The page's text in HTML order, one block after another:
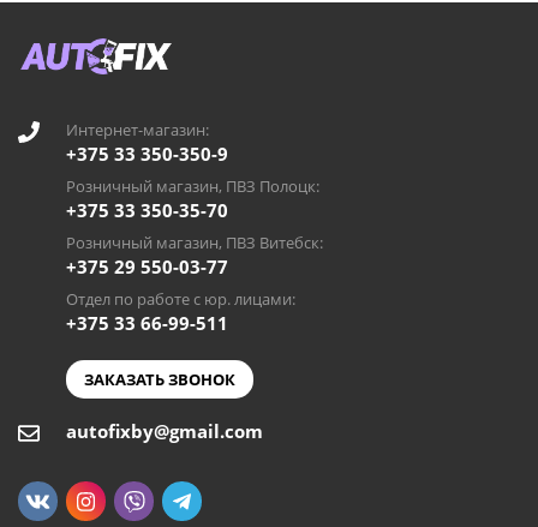
Интернет-магазин:
+375 33 350-350-9
Розничный магазин, ПВЗ Полоцк:
+375 33 350-35-70
Розничный магазин, ПВЗ Витебск:
+375 29 550-03-77
Отдел по работе с юр. лицами:
+375 33 66-99-511
ЗАКАЗАТЬ ЗВОНОК
autofixby@gmail.com